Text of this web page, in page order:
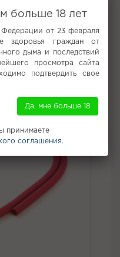
больше 18 лет
от 23 февраля
граждан от
дыма и последствий
просмотра сайта
подтвердить свое
Да, мне больше 18
принимаете
соглашения.